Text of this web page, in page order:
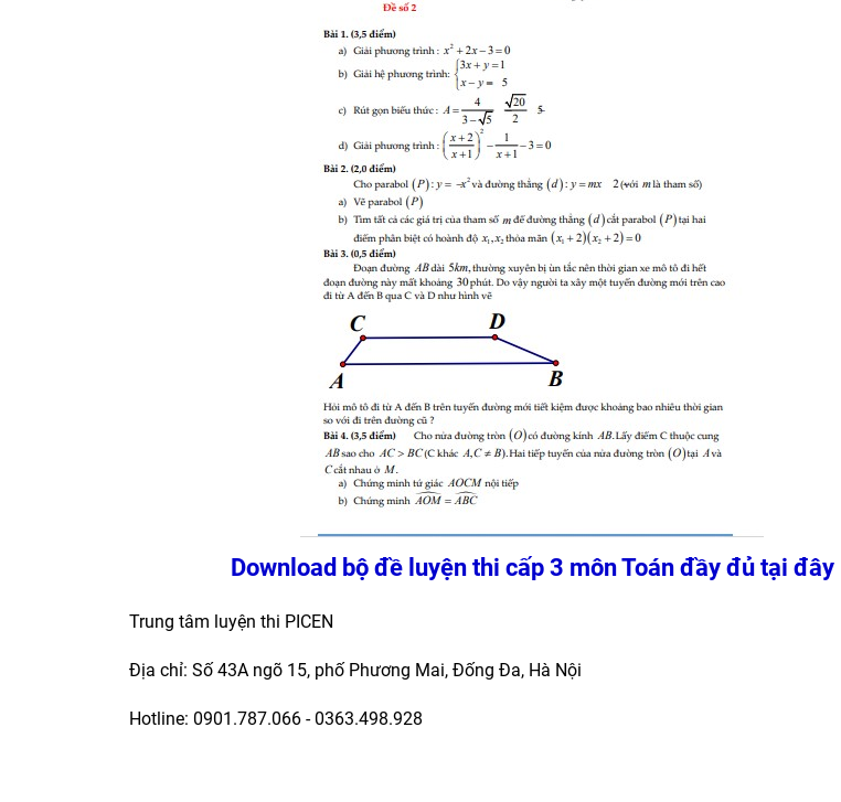
Download bộ đề luyện thi cấp 3 môn Toán đầy đủ tại đây
Trung tâm luyện thi PICEN
Địa chỉ: Số 43A ngõ 15, phố Phương Mai, Đống Đa, Hà Nội
Hotline: 0901.787.066 - 0363.498.928